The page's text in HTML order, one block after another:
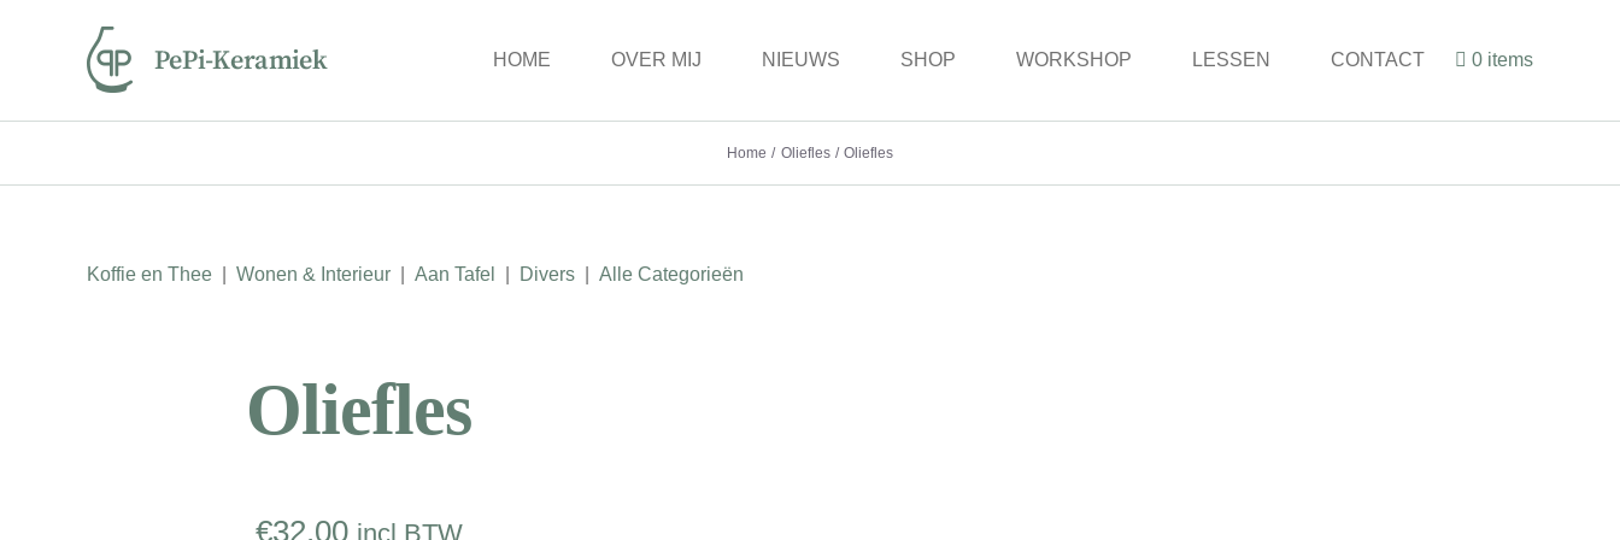
HOME OVER MIJ NIEUWS SHOP WORKSHOP LESSEN CONTACT 0 items
Home Oliefles Oliefles
Koffie en Thee| Wonen & Interieur| Aan Tafel Divers| Alle Categorieën
Oliefles
€32.00 incl BTW